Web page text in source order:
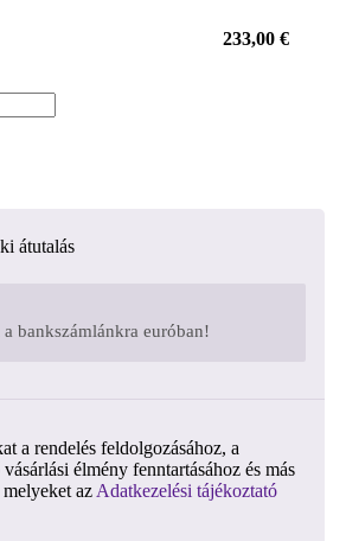
233,00 €
átutalás
bankszámlánkra euróban!
a rendelés feldolgozásához, a
élmény fenntartásához és más
az Adatkezelési tájékoztató